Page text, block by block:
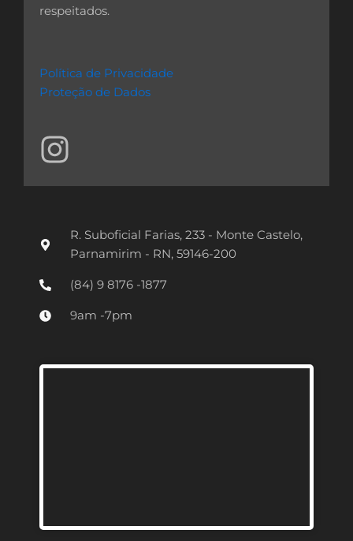
respeitados.
Política de Privacidade
Proteção de Dados
I
n
s
g
R. Suboficial Farias, 233 - Monte Castelo,
Parnamirim - RN, 59146-200
(84) 9 8176 -1877
9am -7pm